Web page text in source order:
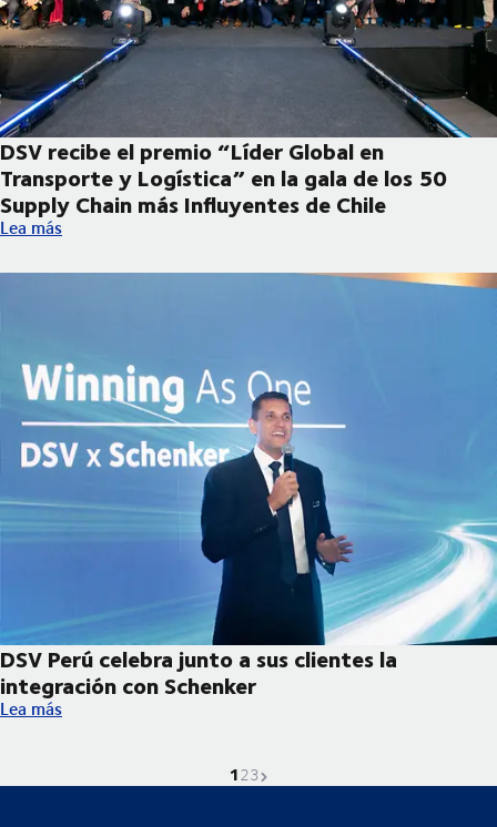
DSV recibe el premio “Líder Global en
Transporte y Logística” en la gala de los 50
Supply Chain más Influyentes de Chile
DSV recibe el premio “Líder Global en Transporte y Logística”
Lea más
DSV Perú celebra junto a sus clientes la
integración con Schenker
DSV Perú celebra junto a sus clientes la integración con
Lea más
La página actual es
1Ve a la página
2Ve a la página
3Próxima página